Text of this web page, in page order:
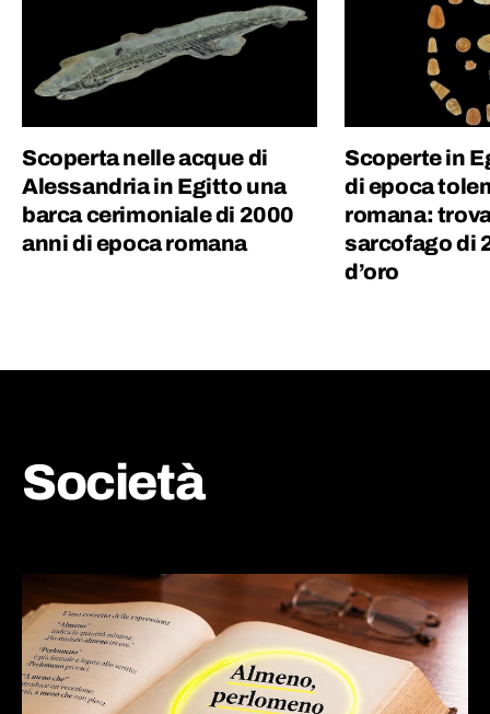
Scoperta nelle acque di
Alessandria in Egitto una
barca cerimoniale di 2000
anni di epoca romana
Scoperte in
di epoca
romana:
sarcofago di
d’oro
Società